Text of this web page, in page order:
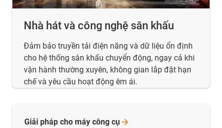
Nhà hát và công nghệ sân khấu
Đảm bảo truyền tải điện năng và dữ liệu ổn định
cho hệ thống sân khấu chuyển động, ngay cả khi
vận hành thường xuyên, không gian lắp đặt hạn
chế và yêu cầu hoạt động êm ái.
Giải pháp cho máy công cụ